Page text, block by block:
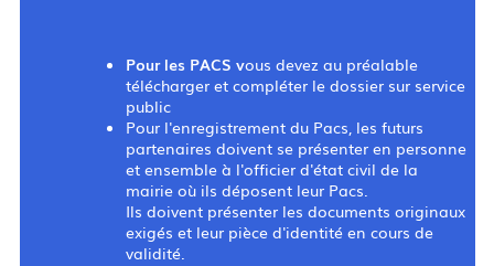
Pour les PACS vous devez au préalable
télécharger et compléter le dossier sur service
public
Pour l'enregistrement du Pacs, les futurs
partenaires doivent se présenter en personne
et ensemble à l'officier d'état civil de la
mairie où ils déposent leur Pacs.
Ils doivent présenter les documents originaux
exigés et leur pièce d'identité en cours de
validité.